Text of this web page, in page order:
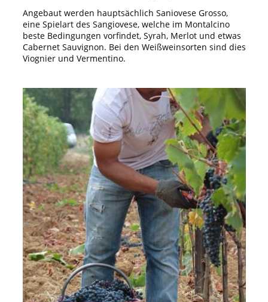
Angebaut werden hauptsächlich Saniovese Grosso,
eine Spielart des Sangiovese, welche im Montalcino
beste Bedingungen vorfindet, Syrah, Merlot und etwas
Cabernet Sauvignon. Bei den Weißweinsorten sind dies
Viognier und Vermentino.